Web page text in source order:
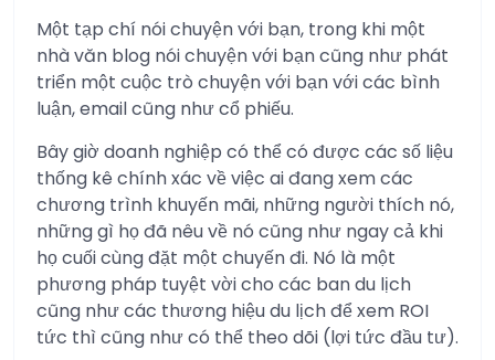
Một tạp chí nói chuyện với bạn, trong khi một
nhà văn blog nói chuyện với bạn cũng như phát
triển một cuộc trò chuyện với bạn với các bình
luận, email cũng như cổ phiếu.
Bây giờ doanh nghiệp có thể có được các số liệu
thống kê chính xác về việc ai đang xem các
chương trình khuyến mãi, những người thích nó,
những gì họ đã nêu về nó cũng như ngay cả khi
họ cuối cùng đặt một chuyến đi. Nó là một
phương pháp tuyệt vời cho các ban du lịch
cũng như các thương hiệu du lịch để xem ROI
tức thì cũng như có thể theo dõi (lợi tức đầu tư).